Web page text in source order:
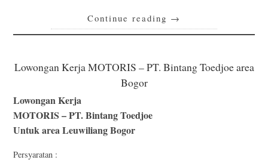
Continue reading →
Lowongan Kerja MOTORIS – PT. Bintang Toedjoe area
Bogor
Lowongan Kerja
MOTORIS – PT. Bintang Toedjoe
Untuk area Leuwiliang Bogor
Persyaratan :